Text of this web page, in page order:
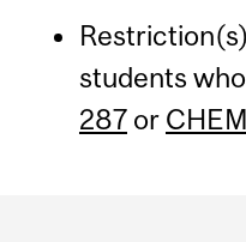
students
287or